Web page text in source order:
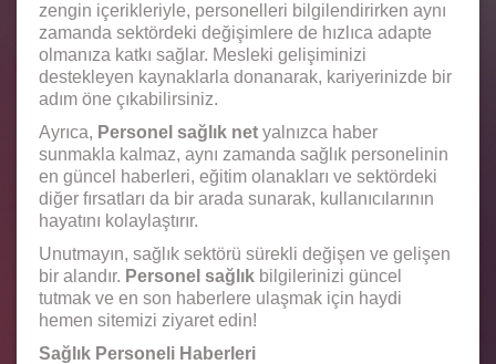
zengin içerikleriyle, personelleri bilgilendirirken aynı
zamanda sektördeki değişimlere de hızlıca adapte
olmanıza katkı sağlar. Mesleki gelişiminizi
destekleyen kaynaklarla donanarak, kariyerinizde bir
adım öne çıkabilirsiniz.
Ayrıca, Personel sağlık net yalnızca haber
sunmakla kalmaz, aynı zamanda sağlık personelinin
en güncel haberleri, eğitim olanakları ve sektördeki
diğer fırsatları da bir arada sunarak, kullanıcılarının
hayatını kolaylaştırır.
Unutmayın, sağlık sektörü sürekli değişen ve gelişen
bir alandır. Personel sağlık bilgilerinizi güncel
tutmak ve en son haberlere ulaşmak için haydi
hemen sitemizi ziyaret edin!
Sağlık Personeli Haberleri